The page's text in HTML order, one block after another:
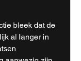
bleek dat de
al langer in